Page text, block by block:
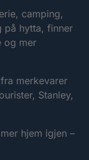
camping,
på hytta, finner
og mer
merkevarer
Stanley,
hjem igjen –